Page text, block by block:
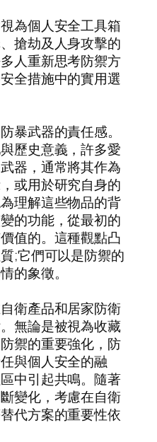
為個人安全工具箱
搶劫及人身攻擊的
人重新思考防禦方
全措施中的實用選
暴武器的責任感。
歷史意義，許多愛
器，通常將其作為
或用於研究自身的
理解這些物品的背
的功能，從最初的
值的。這種觀點凸
;它們可以是防禦的
的象徵。
衛產品和居家防衛
無論是被視為收藏
禦的重要強化，防
與個人安全的融
中引起共鳴。隨著
變化，考慮在自衛
代方案的重要性依